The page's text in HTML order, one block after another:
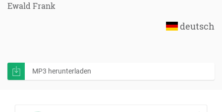
Ewald Frank
deutsch
MP3 herunterladen